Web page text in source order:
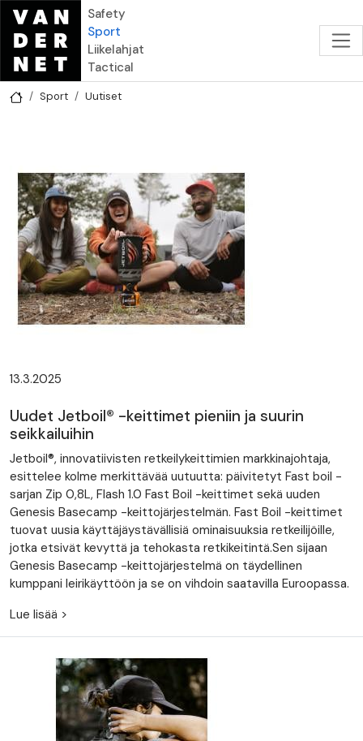
Hyppää pääsisältöön
Safety
Sport
Liikelahjat
Tactical
Sport Uutiset
13.3.2025
Uudet Jetboil® -keittimet pieniin ja suurin
seikkailuihin
Jetboil®, innovatiivisten retkeilykeittimien markkinajohtaja,
esittelee kolme merkittävää uutuutta: päivitetyt Fast boil -
sarjan Zip 0,8L, Flash 1.0 Fast Boil -keittimet sekä uuden
Genesis Basecamp -keittojärjestelmän. Fast Boil -keittimet
tuovat uusia käyttäjäystävällisiä ominaisuuksia retkeilijöille,
jotka etsivät kevyttä ja tehokasta retkikeitintä.Sen sijaan
Genesis Basecamp -keittojärjestelmä on täydellinen
kumppani leirikäyttöön ja se on vihdoin saatavilla Euroopassa.
Lue lisää >